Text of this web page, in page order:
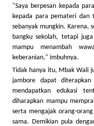
"Saya berpesan kepada
kepada para pemateri dan
sebanyak mungkin. Karena,
bangku sekolah, tetapi
mampu menambah
keberanian," imbuhnya.
Tidak hanya itu, Mbak Wali
jambore dapat
mendapatkan edukasi
diharapkan mampu
serta mengajak orang-
sama. Demikian pula